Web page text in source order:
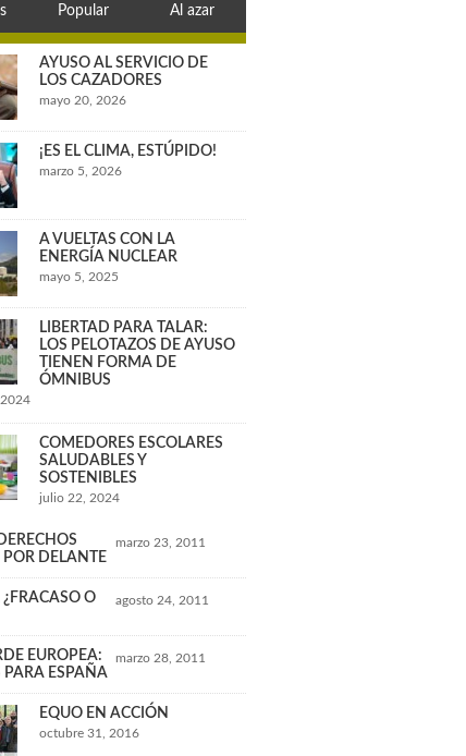
Popular Al azar
AYUSO AL SERVICIO DE
LOS CAZADORES
mayo 20, 2026
¡ES EL CLIMA, ESTÚPIDO!
marzo 5, 2026
A VUELTAS CON LA
ENERGÍA NUCLEAR
mayo 5, 2025
LIBERTAD PARA TALAR:
LOS PELOTAZOS DE AYUSO
TIENEN FORMA DE
ÓMNIBUS
COMEDORES ESCOLARES
SALUDABLES Y
SOSTENIBLES
julio 22, 2024
DELANTE
marzo 23, 2011
O
agosto 24, 2011
EUROPEA:
PARA ESPAÑA
marzo 28, 2011
EQUO EN ACCIÓN
octubre 31, 2016